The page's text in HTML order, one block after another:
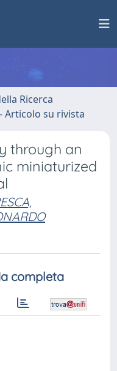
Ricerca
Articolo su rivista
through an
miniaturized
completa